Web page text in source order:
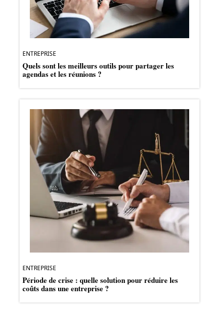
ENTREPRISE
Quels sont les meilleurs outils pour partager les
agendas et les réunions ?
ENTREPRISE
Période de crise : quelle solution pour réduire les
coûts dans une entreprise ?